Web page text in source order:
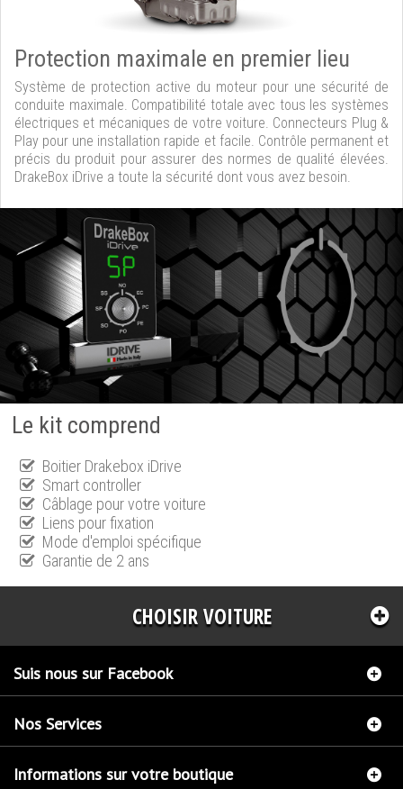
Protection maximale en premier lieu
Système de protection active du moteur pour une sécurité de
conduite maximale. Compatibilité totale avec tous les systèmes
électriques et mécaniques de votre voiture. Connecteurs Plug &
Play pour une installation rapide et facile. Contrôle permanent et
précis du produit pour assurer des normes de qualité élevées.
DrakeBox iDrive a toute la sécurité dont vous avez besoin.
Le kit comprend
Boitier Drakebox iDrive
Smart controller
Câblage pour votre voiture
Liens pour fixation
Mode d'emploi spécifique
Garantie de 2 ans
CHOISIR VOITURE
Suis nous sur Facebook
Nos Services
Informations sur votre boutique